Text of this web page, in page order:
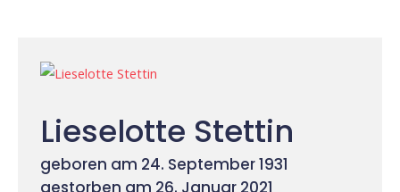
Lieselotte Stettin
geboren am 24. September 1931